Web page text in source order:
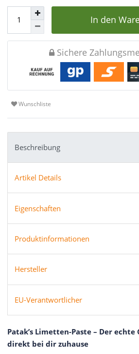
In den
Sichere
Wunschliste
Beschreibung
Artikel Details
Eigenschaften
Produktinformationen
Hersteller
EU-Verantwortlicher
Patak’s Limetten-Paste – Der
direkt bei dir zuhause